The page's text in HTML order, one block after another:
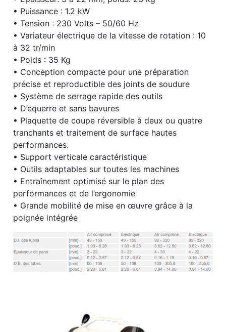
• Puissance : 1.2 kW
• Tension : 230 Volts – 50/60 Hz
• Variateur électrique de la vitesse de rotation : 10
à 32 tr/min
• Poids : 35 Kg
• Conception compacte pour une préparation
précise et reproductible des joints de soudure
• Système de serrage rapide des outils
• D’équerre et sans bavures
• Plaquette de coupe réversible à deux ou quatre
tranchants et traitement de surface hautes
performances.
• Support verticale caractéristique
• Outils adaptables sur toutes les machines
• Entraînement optimisé sur le plan des
performances et de l’ergonomie
• Grande mobilité de mise en œuvre grâce à la
poignée intégrée